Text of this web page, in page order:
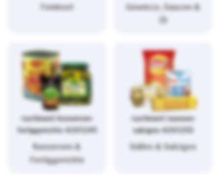
Feinkost
Gewürze, Saucen &
Öl
/sortiment/konserven-
fertiggerichte-4261245
Konserven &
Fertiggerichte
/sortiment/suesses-
salziges-4261255
Süßes & Salziges